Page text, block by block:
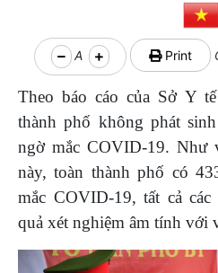
A Print
Theo báo cáo của Sở Y
thành phố không phát
ngờ mắc COVID-19. Như
này, toàn thành phố có
mắc COVID-19, tất cả
quả xét nghiệm âm tính với